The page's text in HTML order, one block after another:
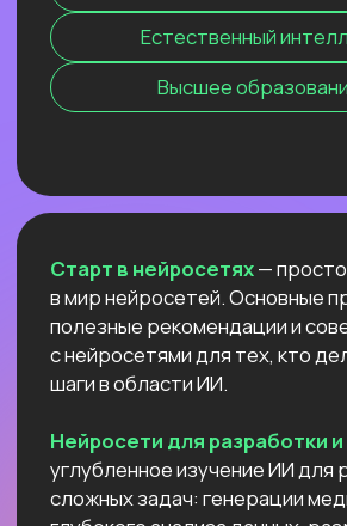
Старт в нейросетях— простое введение
в мир нейросетей. Основные принципы,
полезные рекомендации и советы по работе
с нейросетями для тех, кто делает первые
шаги в области ИИ.
Нейросети для разработки и IT
глубокого анализа данных, разработки
автономных систем.
Нейросети для профессий вне IT—
Нейросети 28
IT-профессии 16
Для детей 8
Естественный интеллект 1